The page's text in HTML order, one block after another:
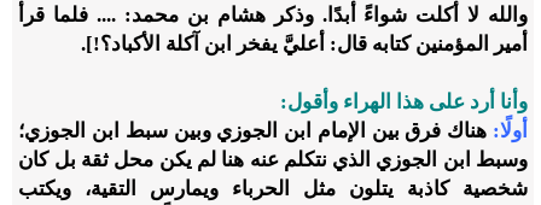
والله لا أكلت شواءً أبدًا. وذكر هشام بن محمد: .... فلما قرأ
أمير المؤمنين كتابه قال: أعليَّ يفخر ابن آكلة الأكباد؟!].
وأنا أرد على هذا الهراء وأقول:
أولًا: هناك فرق بين الإمام ابن الجوزي وبين سبط ابن الجوزي؛
وسبط ابن الجوزي الذي نتكلم عنه هنا لم يكن محل ثقة بل كان
شخصية كاذبة يتلون مثل الحرباء ويمارس التقية، ويكتب